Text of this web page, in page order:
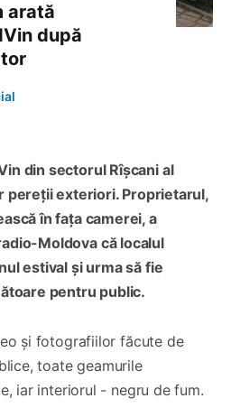
arată
după
din sectorul Rîșcani al
pereții exteriori. Proprietarul,
în fața camerei, a
Moldova că localul
estival și urma să fie
pentru public.
și fotografiilor făcute de
toate geamurile
iar interiorul - negru de fum.